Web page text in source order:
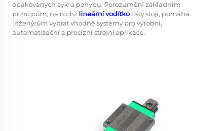
opakovaných cyklů pohybu. Porozumění základním
principům, na nichž lineární vodítko lišty stojí, pomáhá
inženýrům vybrat vhodné systémy pro výrobní,
automatizační a precizní strojní aplikace.